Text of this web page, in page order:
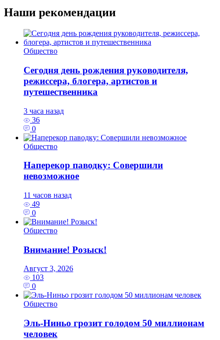
Наши рекомендации
Общество
Сегодня день рождения руководителя,
режиссера, блогера, артистов и
путешественника
3 часа назад
36
0
Общество
Наперекор паводку: Совершили
невозможное
11 часов назад
49
0
Общество
Внимание! Розыск!
Август 3, 2026
103
0
Общество
Эль‑Ниньо грозит голодом 50 миллионам
человек